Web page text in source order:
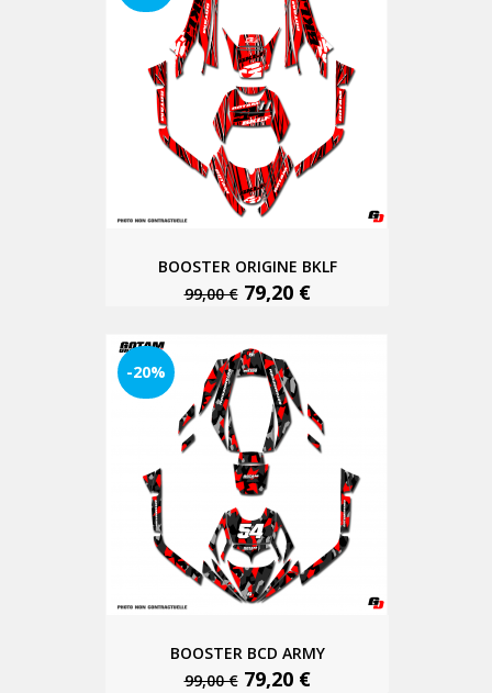
BOOSTER ORIGINE BKLF
99,00 € 79,20 €
BOOSTER BCD ARMY
99,00 € 79,20 €
-20%